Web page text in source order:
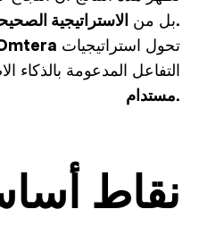
بل منالاستراتيجية الصحيحة أيضًا.
التفاعل المدعومة بالذكاء
مستدام.
نقاط